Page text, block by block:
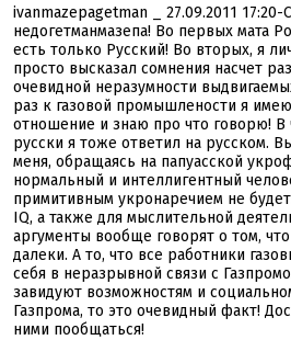
ivanmazepagetman _ 27.09.2011
недогетманмазепа! Во первых мата
есть только Русский! Во вторых, я
просто высказал сомнения насчет
очевидной неразумности
раз к газовой промышлености я
отношение и знаю про что говорю! В
русски я тоже ответил на русском.
меня, обращаясь на папуасской
нормальный и интеллигентный
примитивным укронаречием не
IQ, а также для мыслительной
аргументы вообще говорят о том,
далеки. А то, что все работники
себя в неразрывной связи с
завидуют возможностям и
Газпрома, то это очевидный факт!
ними пообщаться!